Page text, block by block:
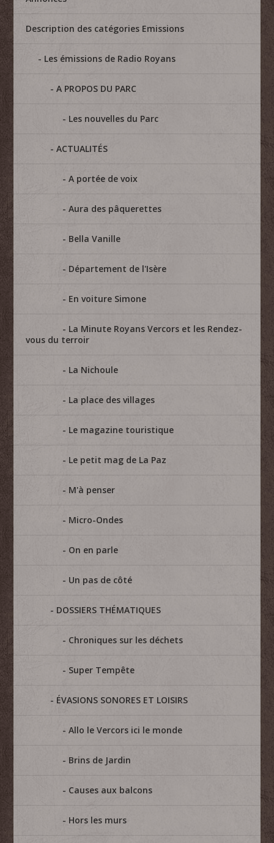
Description des catégories Emissions
Les émissions de Radio Royans
A PROPOS DU PARC
Les nouvelles du Parc
ACTUALITÉS
A portée de voix
Aura des pâquerettes
Bella Vanille
Département de l'Isère
En voiture Simone
La Minute Royans Vercors et les Rendez-
vous du terroir
La Nichoule
La place des villages
Le magazine touristique
Le petit mag de La Paz
M'à penser
Micro-Ondes
On en parle
Un pas de côté
DOSSIERS THÉMATIQUES
Chroniques sur les déchets
Super Tempête
ÉVASIONS SONORES ET LOISIRS
Allo le Vercors ici le monde
Brins de Jardin
Causes aux balcons
Hors les murs